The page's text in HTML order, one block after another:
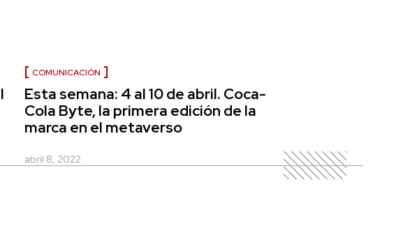
COMUNICACIÓN
Esta semana: 4 al 10 de abril. Coca-
Cola Byte, la primera edición de la
marca en el metaverso
abril 8, 2022